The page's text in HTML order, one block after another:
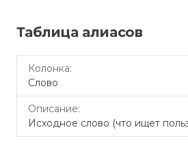
Таблица алиасов
Колонка
Слово
Исходное слово (что ищет